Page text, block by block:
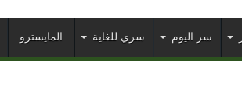
سر اليوم سري للغاية المايسترو